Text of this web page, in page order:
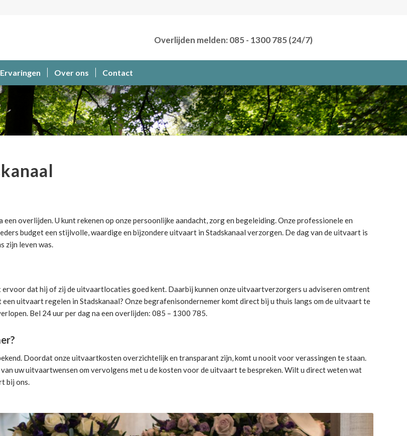
Overlijden melden: 085 - 1300 785 (24/7)
Ervaringen Over ons Contact
overlijden. U kunt rekenen op onze persoonlijke aandacht, zorg en begeleiding.Onze professionele en
budget een stijlvolle, waardige en bijzondere uitvaart in Stadskanaal verzorgen. De dag van de uitvaart is
zijn leven was.
dat hij of zij de uitvaartlocaties goed kent. Daarbij kunnen onze uitvaartverzorgers u adviseren omtrent
een uitvaart regelen in Stadskanaal? Onze begrafenisondernemer komt direct bij u thuis langs om de uitvaart te
Bel 24 uur per dag na een overlijden: 085 – 1300 785.
Doordat onze uitvaartkosten overzichtelijk en transparant zijn, komt u nooit voor verassingen te staan.
van uw uitvaartwensen om vervolgens met u de kosten voor de uitvaart te bespreken. Wilt u direct weten wat
bij ons.